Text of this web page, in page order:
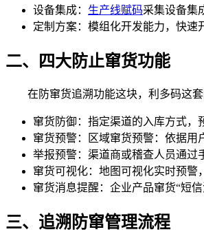
设备集成： 生产线赋码采集设备集
定制方案：模组化开发能力，快速
二、四大防止窜货功能
在防窜货追溯功能这块，利多码这套
窜货防御：指定渠道的入库方式，
窜货预警：区域窜货预警：依据用
举报预警：渠道商或稽查人员通过
窜货可视化：地图可视化实时预警
窜货消息提醒：企业产品窜货“短
三、追溯防窜管理流程